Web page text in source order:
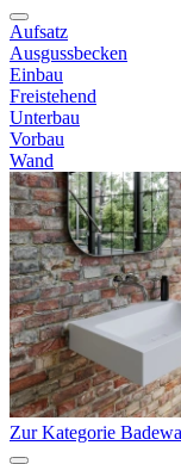
Aufsatz
Ausgussbecken
Einbau
Freistehend
Unterbau
Vorbau
Wand
Zur Kategorie